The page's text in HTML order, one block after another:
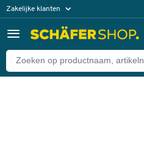
Zakelijke klanten
Particuliere klanten
Terug